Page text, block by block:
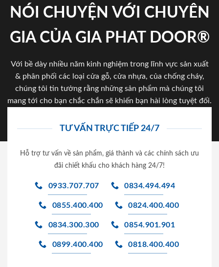
NÓI CHUYỆN VỚI CHUYÊN
GIA CỦA GIA PHAT DOOR®
Với bề dày nhiều năm kinh nghiệm trong lĩnh vực sản xuất
& phân phối các loại cửa gỗ, cửa nhựa, của chống cháy,
chúng tôi tin tưởng rằng những sản phẩm mà chúng tôi
mang tới cho bạn chắc chắn sẽ khiến bạn hài lòng tuyệt đối.
TƯ VẤN TRỰC TIẾP 24/7
Hỗ trợ tư vấn về sản phẩm, giá thành và các chính sách ưu
đãi chiết khấu cho khách hàng 24/7!
0933.707.707 0834.494.494
0855.400.400 0824.400.400
0834.300.300 0854.901.901
0899.400.400 0818.400.400